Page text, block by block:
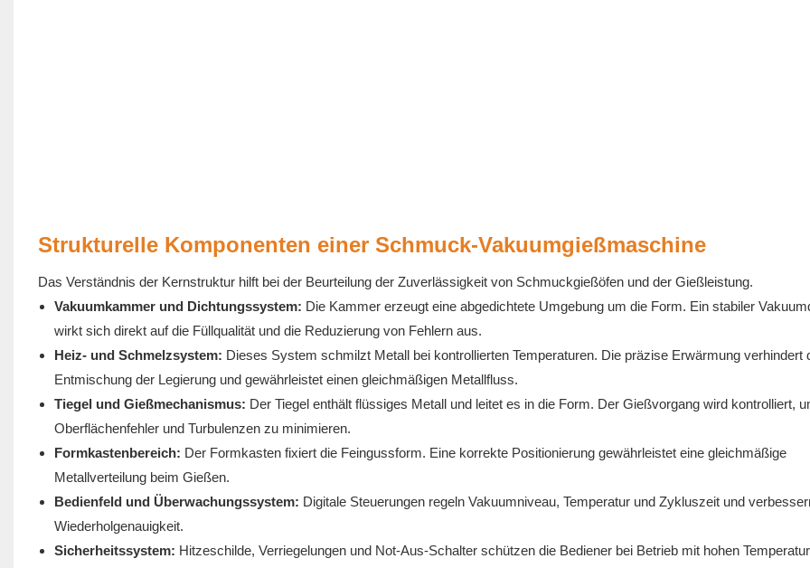
Strukturelle Komponenten einer Schmuck-Vakuumgießmaschine
Das Verständnis der Kernstruktur hilft bei der Beurteilung der Zuverlässigkeit von Schmuckgießöfen und der Gießleistung.
Vakuumkammer und Dichtungssystem: Die Kammer erzeugt eine abgedichtete Umgebung um die Form. Ein stabiler
wirkt sich direkt auf die Füllqualität und die Reduzierung von Fehlern aus.
Heiz- und Schmelzsystem: Dieses System schmilzt Metall bei kontrollierten Temperaturen. Die präzise Erwärmung verhindert
Entmischung der Legierung und gewährleistet einen gleichmäßigen Metallfluss.
Tiegel und Gießmechanismus: Der Tiegel enthält flüssiges Metall und leitet es in die Form. Der Gießvorgang wird kontrolliert,
Oberflächenfehler und Turbulenzen zu minimieren.
Formkastenbereich: Der Formkasten fixiert die Feingussform. Eine korrekte Positionierung gewährleistet eine gleichmäßige
Metallverteilung beim Gießen.
Bedienfeld und Überwachungssystem: Digitale Steuerungen regeln Vakuumniveau, Temperatur und Zykluszeit und
Wiederholgenauigkeit.
Sicherheitssystem: Hitzeschilde, Verriegelungen und Not-Aus-Schalter schützen die Bediener bei Betrieb mit hohen